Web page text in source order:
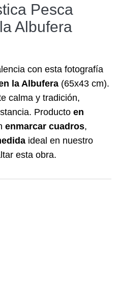
Pesca
Albufera
con esta fotografía
la Albufera (65x43 cm).
calma y tradición,
Producto en
enmarcar cuadros,
ideal en nuestro
esta obra.